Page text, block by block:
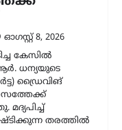
ഓഗസ്റ്റ്‌ 8, 2026
ശക്തി
തന്നെ 94
ഫ്രാൻസ്